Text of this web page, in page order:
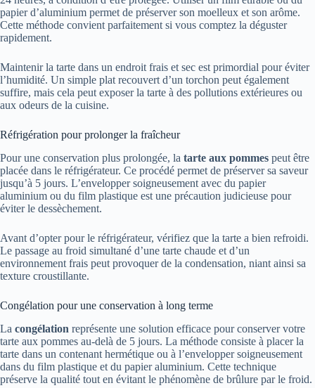
papier d’aluminium permet de préserver son moelleux et son arôme.
Cette méthode convient parfaitement si vous comptez la déguster
rapidement.
Maintenir la tarte dans un endroit frais et sec est primordial pour éviter
l’humidité. Un simple plat recouvert d’un torchon peut également
suffire, mais cela peut exposer la tarte à des pollutions extérieures ou
aux odeurs de la cuisine.
Réfrigération pour prolonger la fraîcheur
Pour une conservation plus prolongée, la tarte aux pommes peut être
placée dans le réfrigérateur. Ce procédé permet de préserver sa saveur
jusqu’à 5 jours. L’envelopper soigneusement avec du papier
aluminium ou du film plastique est une précaution judicieuse pour
éviter le dessèchement.
Avant d’opter pour le réfrigérateur, vérifiez que la tarte a bien refroidi.
Le passage au froid simultané d’une tarte chaude et d’un
environnement frais peut provoquer de la condensation, niant ainsi sa
texture croustillante.
Congélation pour une conservation à long terme
La congélation représente une solution efficace pour conserver votre
tarte aux pommes au-delà de 5 jours. La méthode consiste à placer la
tarte dans un contenant hermétique ou à l’envelopper soigneusement
dans du film plastique et du papier aluminium. Cette technique
préserve la qualité tout en évitant le phénomène de brûlure par le froid.